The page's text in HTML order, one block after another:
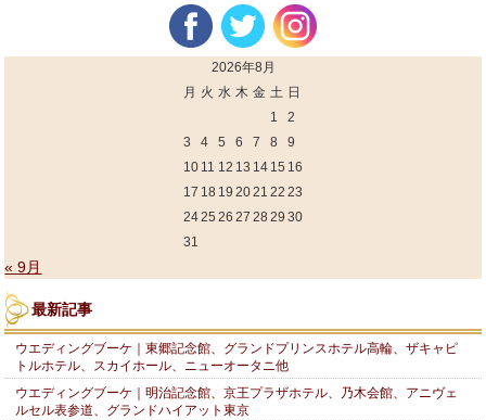
2026年8月
月 火 水 木 金 土 日
1
2
3
4 5 6 7 8
9
10 11 12 13 14 15 16
17 18 19 2021 22 23
2425 26 27 28 29 30
31
« 9月
最新記事
ウエディングブーケ｜東郷記念館、グランドプリンスホテル高輪、ザキャピ
トルホテル、スカイホール、ニューオータニ他
ウエディングブーケ｜明治記念館、京王プラザホテル、乃木会館、アニヴェ
ルセル表参道、グランドハイアット東京